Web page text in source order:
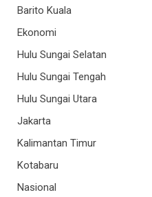
Barito Kuala
Ekonomi
Hulu Sungai Selatan
Hulu Sungai Tengah
Hulu Sungai Utara
Jakarta
Kalimantan Timur
Kotabaru
Nasional